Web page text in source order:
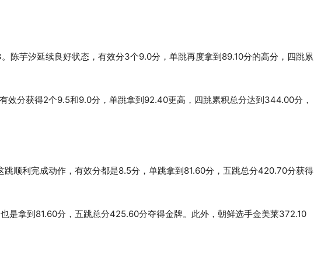
陈芋汐延续良好状态，有效分3个9.0分，单跳再度拿到89.10分的高分，四跳累
效分获得2个9.5和9.0分，单跳拿到92.40更高，四跳累积总分达到344.00分，
顺利完成动作，有效分都是8.5分，单跳拿到81.60分，五跳总分420.70分获得
是拿到81.60分，五跳总分425.60分夺得金牌。此外，朝鲜选手金美莱372.10